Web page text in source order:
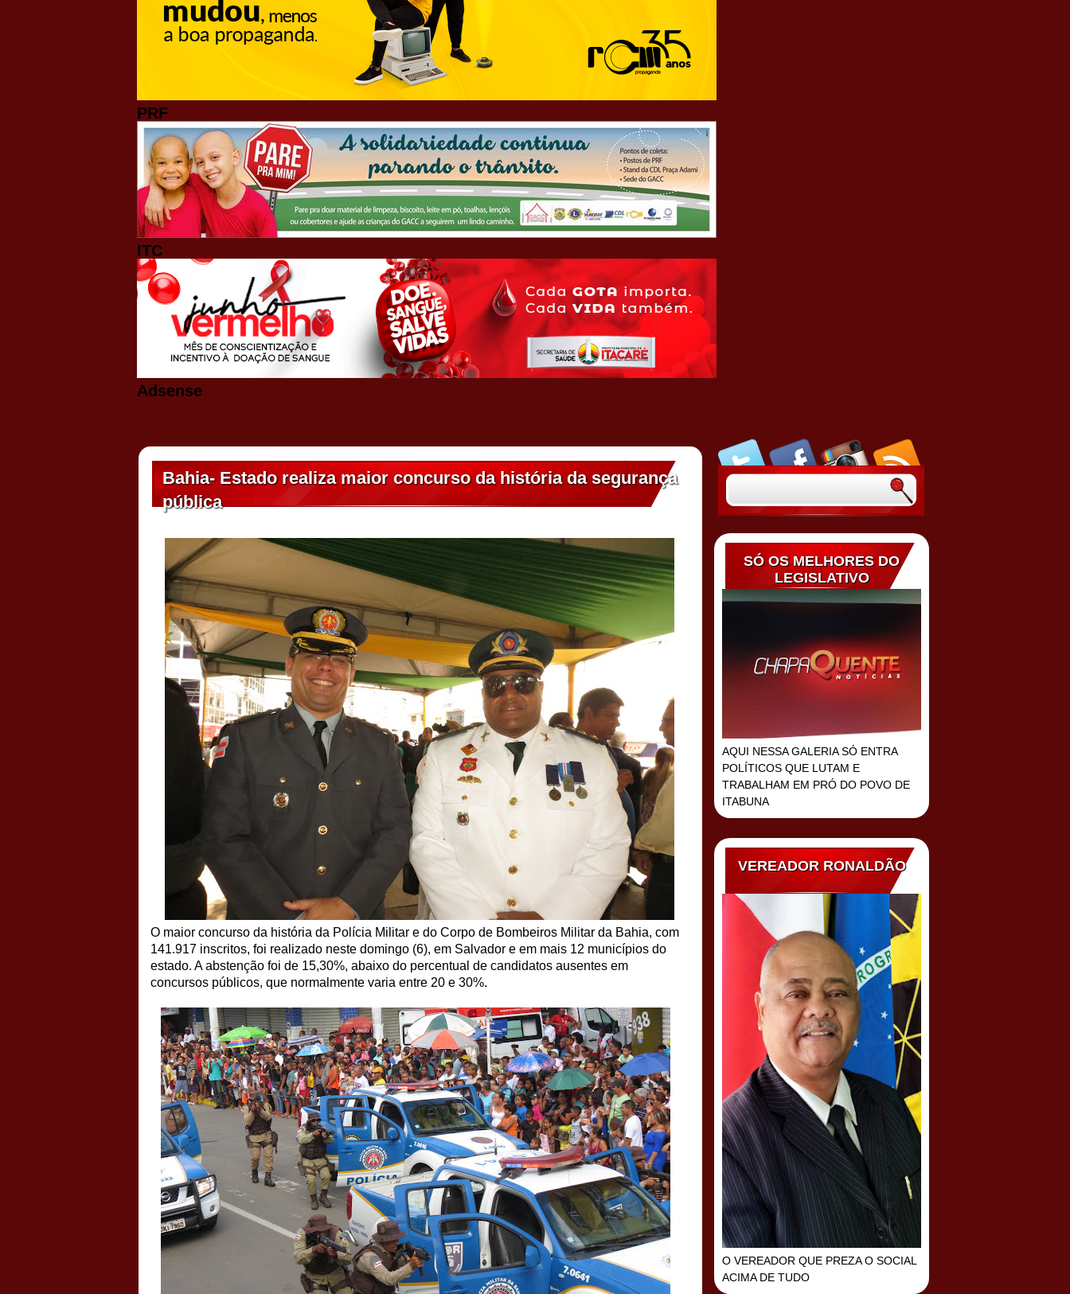
PRF
ITC
Adsense
Bahia- Estado realiza maior concurso da história da segurança
pública
O maior concurso da história da Polícia Militar e do Corpo de Bombeiros Militar da Bahia, com
141.917 inscritos, foi realizado neste domingo (6), em Salvador e em mais 12 municípios do
estado. A abstenção foi de 15,30%, abaixo do percentual de candidatos ausentes em
concursos públicos, que normalmente varia entre 20 e 30%.
SÓ OS MELHORES DO
LEGISLATIVO
AQUI NESSA GALERIA SÓ ENTRA
POLÍTICOS QUE LUTAM E
TRABALHAM EM PRÓ DO POVO DE
ITABUNA
VEREADOR RONALDÃO
O VEREADOR QUE PREZA O SOCIAL
ACIMA DE TUDO